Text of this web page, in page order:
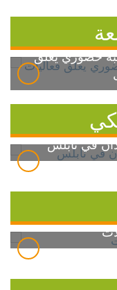
خضوري يعلق
في نابلس